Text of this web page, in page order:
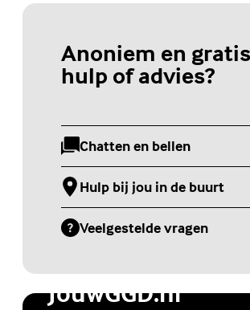
Anoniem en gratis
hulp of advies?
Chatten en bellen
(Externe link)
Hulp bij jou in de buurt
(Externe link)
Veelgestelde vragen
(Externe link)
Jongerenwebsite
JouwGGD.nl